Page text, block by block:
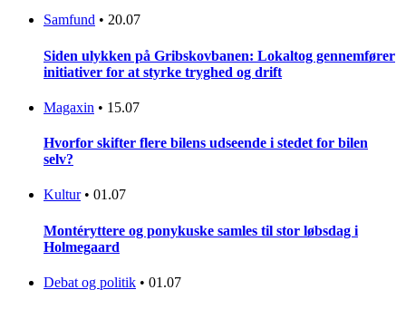
Samfund • 20.07
Siden ulykken på Gribskovbanen: Lokaltog gennemfører
initiativer for at styrke tryghed og drift
Magaxin • 15.07
Hvorfor skifter flere bilens udseende i stedet for bilen
selv?
Kultur • 01.07
Montéryttere og ponykuske samles til stor løbsdag i
Holmegaard
Debat og politik • 01.07